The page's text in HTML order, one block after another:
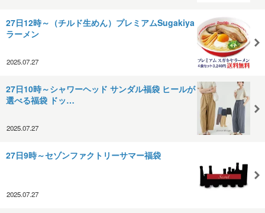
27日12時～（チルド生めん）プレミアムSugakiya
ラーメン
2025.07.27
27日10時～シャワーヘッド サンダル福袋 ヒールが
選べる福袋 ドッ…
2025.07.27
27日9時～セゾンファクトリーサマー福袋
2025.07.27